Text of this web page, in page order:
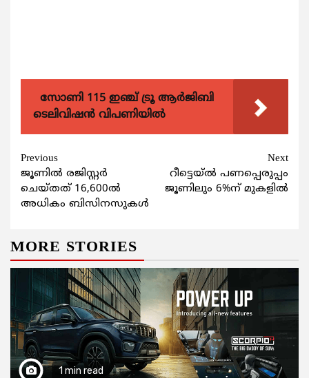
സോണി 115 ഇഞ്ച് ട്രൂ ആർജിബി
ടെലിവിഷൻ വിപണിയിൽ
Continue
Reading
Previous
ജൂണില്‍ രജിസ്റ്റര്‍
ചെയ്തത് 16,600ല്‍
അധികം ബിസിനസുകള്‍
Next
റീട്ടെയ്ല്‍ പണപ്പെരുപ്പം
ജൂണിലും 6%ന് മുകളില്‍
MORE STORIES
1 min read